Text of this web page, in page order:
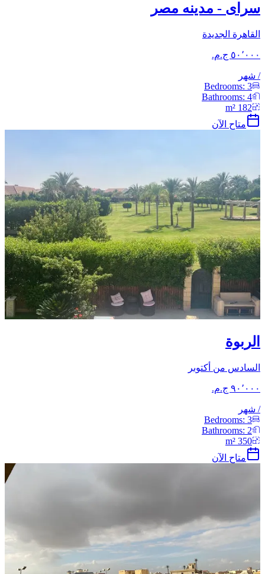
سراى - مدينه مصر
القاهرة الجديدة
/ شهر
Bedrooms: 3
Bathrooms: 4
182
متاح الآن
الربوة
السادس من أكتوبر
/ شهر
Bedrooms: 3
Bathrooms: 2
350
متاح الآن